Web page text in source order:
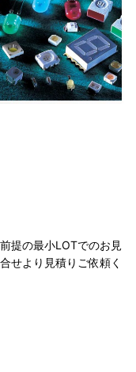
提の最小LOTでのお見
せより見積りご依頼く